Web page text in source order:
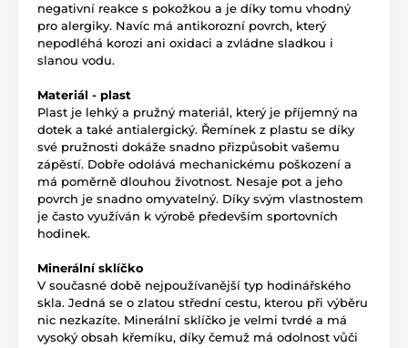
negativní reakce s pokožkou a je díky tomu vhodný
pro alergiky. Navíc má antikorozní povrch, který
nepodléhá korozi ani oxidaci a zvládne sladkou i
slanou vodu.
Materiál - plast
Plast je lehký a pružný materiál, který je příjemný na
dotek a také antialergický. Řemínek z plastu se díky
své pružnosti dokáže snadno přizpůsobit vašemu
zápěstí. Dobře odolává mechanickému poškození a
má poměrně dlouhou životnost. Nesaje pot a jeho
povrch je snadno omyvatelný. Díky svým vlastnostem
je často využíván k výrobě především sportovních
hodinek.
Minerální sklíčko
V současné době nejpoužívanější typ hodinářského
skla. Jedná se o zlatou střední cestu, kterou při výběru
nic nezkazíte. Minerální sklíčko je velmi tvrdé a má
vysoký obsah křemíku, díky čemuž má odolnost vůči